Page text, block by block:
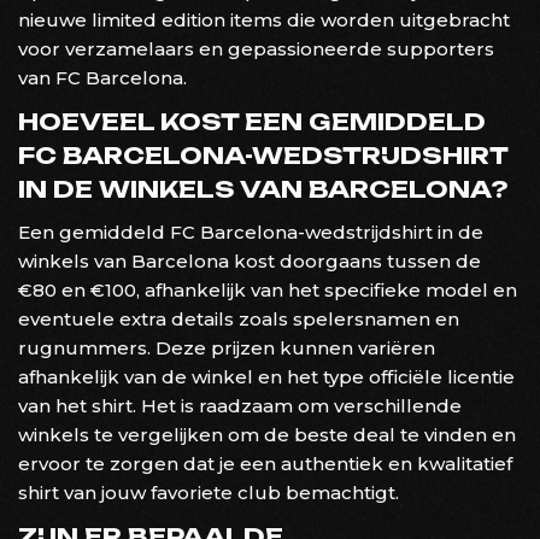
nieuwe limited edition items die worden uitgebracht
voor verzamelaars en gepassioneerde supporters
van FC Barcelona.
HOEVEEL KOST EEN GEMIDDELD
FC BARCELONA-WEDSTRIJDSHIRT
IN DE WINKELS VAN BARCELONA?
Een gemiddeld FC Barcelona-wedstrijdshirt in de
winkels van Barcelona kost doorgaans tussen de
€80 en €100, afhankelijk van het specifieke model en
eventuele extra details zoals spelersnamen en
rugnummers. Deze prijzen kunnen variëren
afhankelijk van de winkel en het type officiële licentie
van het shirt. Het is raadzaam om verschillende
winkels te vergelijken om de beste deal te vinden en
ervoor te zorgen dat je een authentiek en kwalitatief
shirt van jouw favoriete club bemachtigt.